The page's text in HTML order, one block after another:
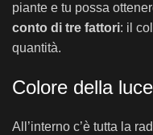
piante e tu possa
conto di tre fattori: il
quantità.
Colore della luce
All’interno c’è tutta la